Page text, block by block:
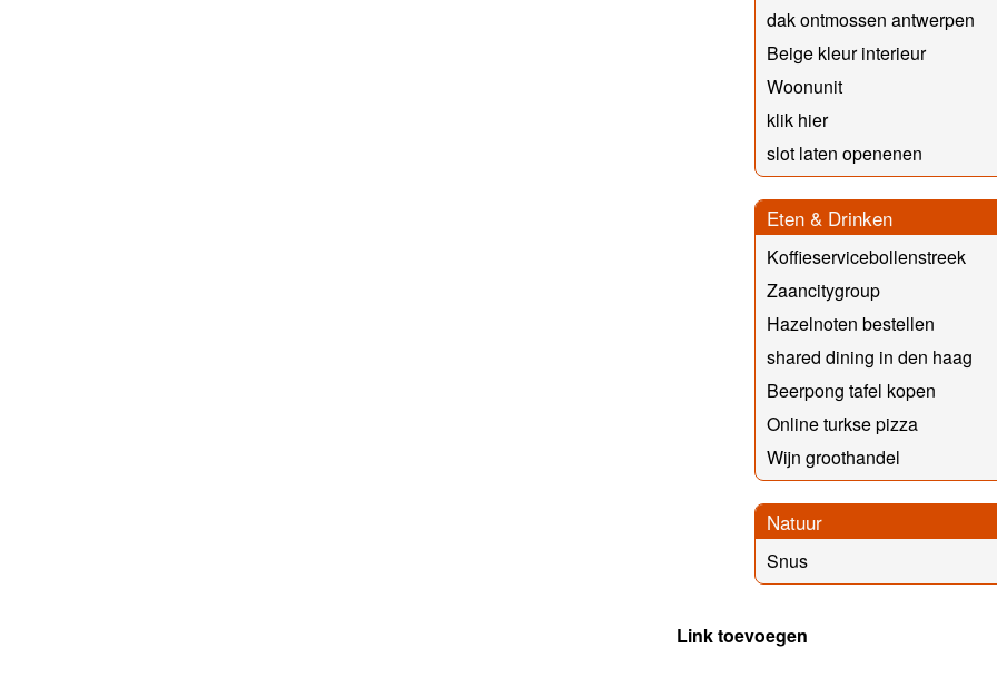
dak ontmossen antwerpen
Beige kleur interieur
Woonunit
klik hier
slot laten openenen
Eten & Drinken
Koffieservicebollenstreek
Zaancitygroup
Hazelnoten bestellen
shared dining in den haag
Beerpong tafel kopen
Online turkse pizza
Wijn groothandel
Natuur
Snus
Link toevoegen